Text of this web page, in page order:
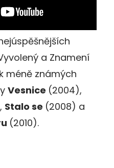
a Znamení
méně známých
Vesnice (2004),
Stalo se (2008) a
(2010).